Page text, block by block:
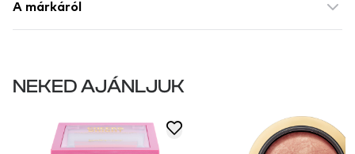
A márkáról
NEKED AJÁNLJUK